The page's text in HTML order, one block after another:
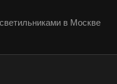
в Москве